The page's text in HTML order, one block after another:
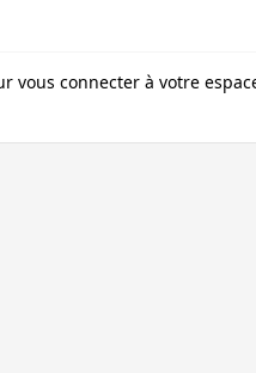
vous connecter à votre